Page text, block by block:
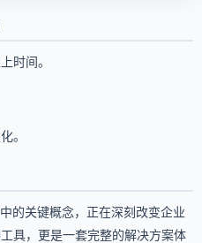
时间。
。
的关键概念，正在深刻改变企业
具，更是一套完整的解决方案体